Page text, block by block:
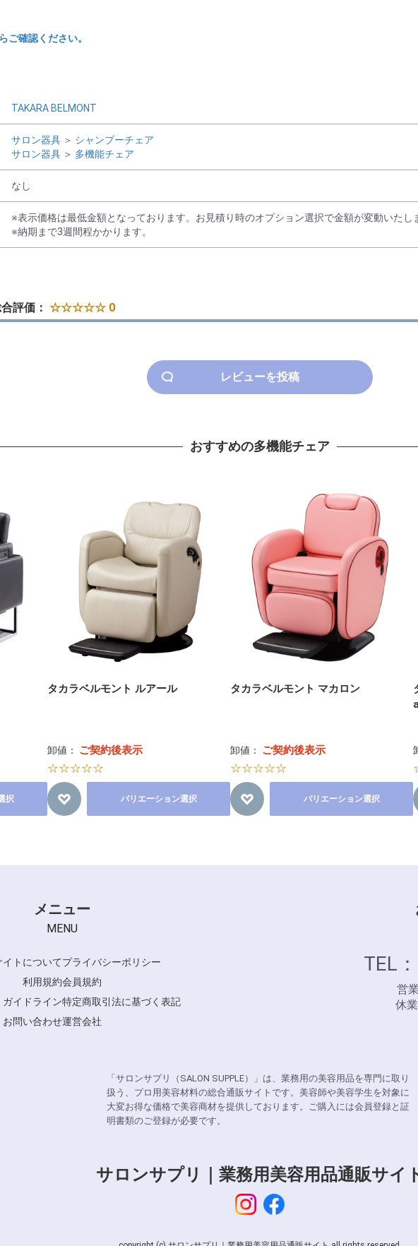
ご確認ください。
TAKARA BELMONT
サロン器具 ＞ シャンプーチェア
サロン器具 ＞ 多機能チェア
なし
※表示価格は最低金額となっております。お見積り時のオプション選択で金額が変動いたし
※納期まで3週間程かかります。
評価： ☆☆☆☆☆ 0
レビューを投稿
おすすめの多機能チェア
択
タカラベルモント ルアール
卸値： ご契約後表示
☆☆☆☆☆
バリエーション選択
タカラベルモント マカロン
卸値： ご契約後表示
☆☆☆☆☆
バリエーション選択
メニュー
MENU
イトについてプライバシーポリシー
利用規約会員規約
ガイドライン特定商取引法に基づく表記
お問い合わせ運営会社
TEL
営
休
「サロンサプリ（SALON SUPPLE）」は、業務用の美容用品を専門に取り
扱う、プロ用美容材料の総合通販サイトです。美容師や美容学生を対象に
大変お得な価格で美容商材を提供しております。ご購入には会員登録と証
明書類のご登録が必要です。
サロンサプリ｜業務用美容用品通販サイ